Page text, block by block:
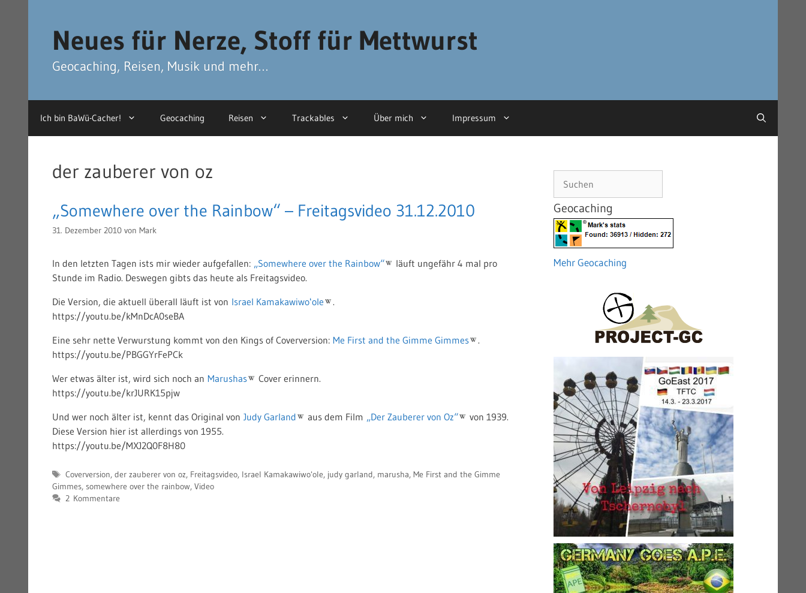
Neues für Nerze, Stoff für Mettwurst
Geocaching, Reisen, Musik und mehr…
Ich bin BaWü-Cacher! Geocaching Reisen Trackables Über mich Impressum
der zauberer von oz
„Somewhere over the Rainbow“ – Freitagsvideo 31.12.2010
31. Dezember 2010 von Mark
In den letzten Tagen ists mir wieder aufgefallen: „Somewhere over the Rainbow“
läuft ungefähr 4 mal pro
Stunde im Radio. Deswegen gibts das heute als Freitagsvideo.
Die Version, die aktuell überall läuft ist von Israel Kamakawiwoʻole
.
https://youtu.be/kMnDcA0seBA
Eine sehr nette Verwurstung kommt von den Kings of Coverversion: Me First and the Gimme Gimmes
.
https://youtu.be/PBGGYrFePCk
Wer etwas älter ist, wird sich noch an Marushas
Cover erinnern.
https://youtu.be/krJURK15pjw
Und wer noch älter ist, kennt das Original von Judy Garland aus dem Film „Der Zauberer von Oz“
von 1939.
Diese Version hier ist allerdings von 1955.
https://youtu.be/MXJ2Q0F8H80
Schlagwörter
Coverversion, der zauberer von oz, Freitagsvideo, Israel Kamakawiwoʻole, judy garland, marusha, Me First and the Gimme
Gimmes, somewhere over the rainbow, Video
2 Kommentare
Geocaching
Mehr Geocaching